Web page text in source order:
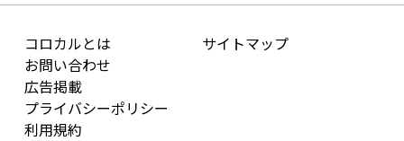
コロカルとは
お問い合わせ
広告掲載
プライバシーポリシー
利用規約
サイトマップ